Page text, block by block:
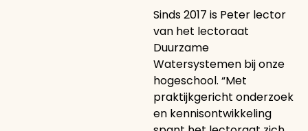
Sinds 2017 is Peter lector
van het lectoraat
Duurzame
Watersystemen bij onze
hogeschool. “Met
praktijkgericht onderzoek
en kennisontwikkeling